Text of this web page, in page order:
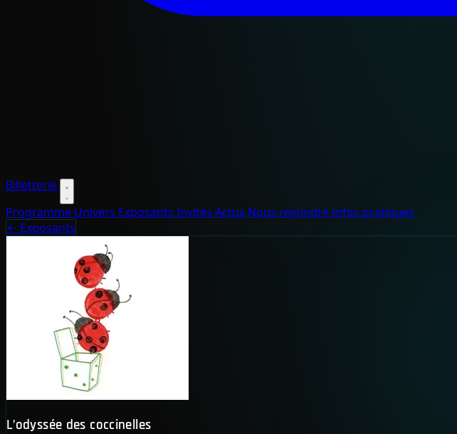
Billetterie
Programme Univers Exposants Invités Actus Nous rejoindreInfos pratiques
← Exposants
L’odyssée des coccinelles